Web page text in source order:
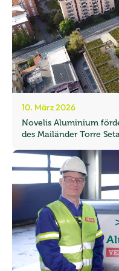
10. März 2026
Novelis Aluminium
des Mailänder Torre